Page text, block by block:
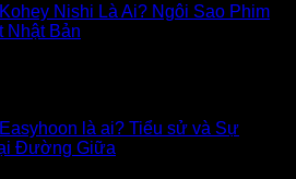
Kohey Nishi Là Ai? Ngôi Sao Phim
Nhật Bản
Easyhoon là ai? Tiểu sử và Sự
Đường Giữa